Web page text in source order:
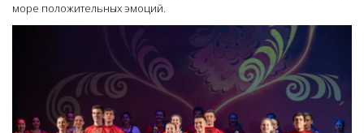
море положительных эмоций.